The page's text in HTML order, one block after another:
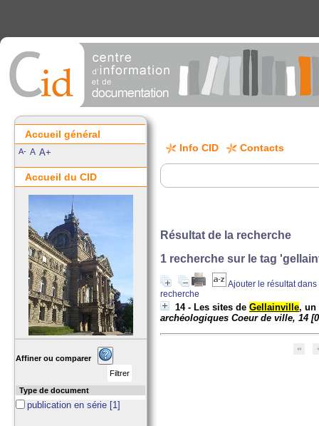
Info CID Contacts
Résultat de la recherche
1 recherche sur le tag
Ajouter le résultat
recherche
14 - Les sites deGellainville, un
archéologiques Coeur de ville, 14
Accueil général
A- A A+
Accueil du CID
Affiner ou comparer
Type de document
publication en série [1]